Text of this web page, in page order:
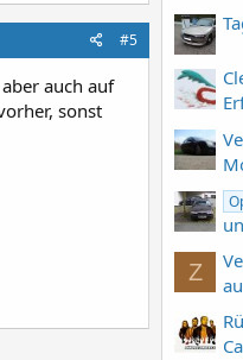
#5
auch auf
sonst
Z